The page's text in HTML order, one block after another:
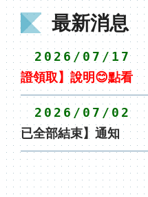
最新消息
2026/07/17
證領取】說明😊點看
2026/07/02
已全部結束】通知